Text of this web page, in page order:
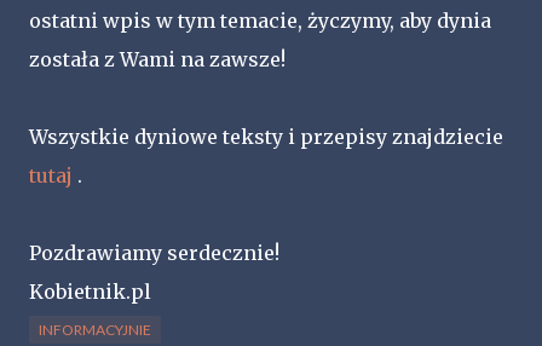
ostatni wpis w tym temacie, życzymy, aby dynia
została z Wami na zawsze!
Wszystkie dyniowe teksty i przepisy znajdziecie
tutaj .
Pozdrawiamy serdecznie!
Kobietnik.pl
INFORMACYJNIE